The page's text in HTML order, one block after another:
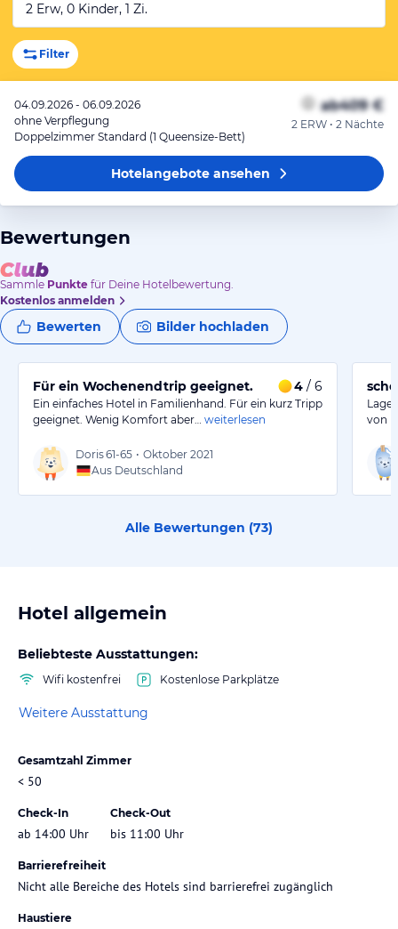
2 Erw, 0 Kinder, 1 Zi.
Filter
04.09.2026 - 06.09.2026
ohne Verpflegung
Doppelzimmer Standard (1 Queensize-Bett)
ab409 €
2 ERW • 2 Nächte
Hotelangeboteansehen
Bewertungen
Sammle Punkte für Deine Hotelbewertung.
Kostenlos anmelden
Bewerten Bilder hochladen
Für ein Wochenendtrip geeignet. 4 / 6
Ein einfaches Hotel in Familienhand. Für ein kurz Tripp
geeignet. Wenig Komfort aber…
weiterlesen
Doris61-65 • Oktober 2021
Aus Deutschland
Lage
von
Alle Bewertungen (73)
Hotel allgemein
Beliebteste Ausstattungen:
Wifi kostenfrei Kostenlose Parkplätze
Weitere Ausstattung
Gesamtzahl Zimmer
< 50
Check-In
ab 14:00 Uhr
Check-Out
bis 11:00 Uhr
Barrierefreiheit
Nicht alle Bereiche des Hotels sind barrierefrei zugänglich
Haustiere